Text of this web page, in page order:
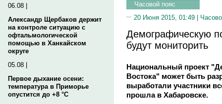
06.08 |
Александр Щербаков держит
на контроле ситуацию с
офтальмологической
помощью в Ханкайском
округе
05.08 |
Первое дыхание осени:
температура в Приморье
опустится до +8 °C
Часовой пояс
20 Июня 2015, 01:49 |
Демографическую
будут мониторить
Национальный проект
Востока" может быть
выработали участники
прошла в Хабаровске.